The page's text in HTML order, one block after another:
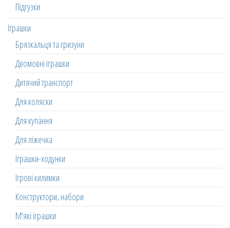
Підгузки
Іграшки
Брязкальця та гризуни
Двомовні іграшки
Дитячий транспорт
Для коляски
Для купання
Для ліжечка
Іграшки-ходунки
Ігрові килимки
Конструктори, набори
М'які іграшки